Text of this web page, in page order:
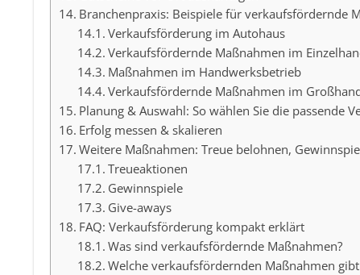
Branchenpraxis: Beispiele für verkaufsfördernde
Verkaufsförderung im Autohaus
Verkaufsfördernde Maßnahmen im
Maßnahmen im Handwerksbetrieb
Verkaufsfördernde Maßnahmen im
Planung & Auswahl: So wählen Sie die passende
Erfolg messen & skalieren
Weitere Maßnahmen: Treue belohnen,
Treueaktionen
Gewinnspiele
Give-aways
FAQ: Verkaufsförderung kompakt erklärt
Was sind verkaufsfördernde Maßnahmen?
Welche verkaufsfördernden Maßnahmen gibt